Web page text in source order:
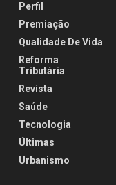
Perfil
Premiação
Qualidade De Vida
Reforma
Tributária
Revista
Saúde
Tecnologia
Últimas
Urbanismo